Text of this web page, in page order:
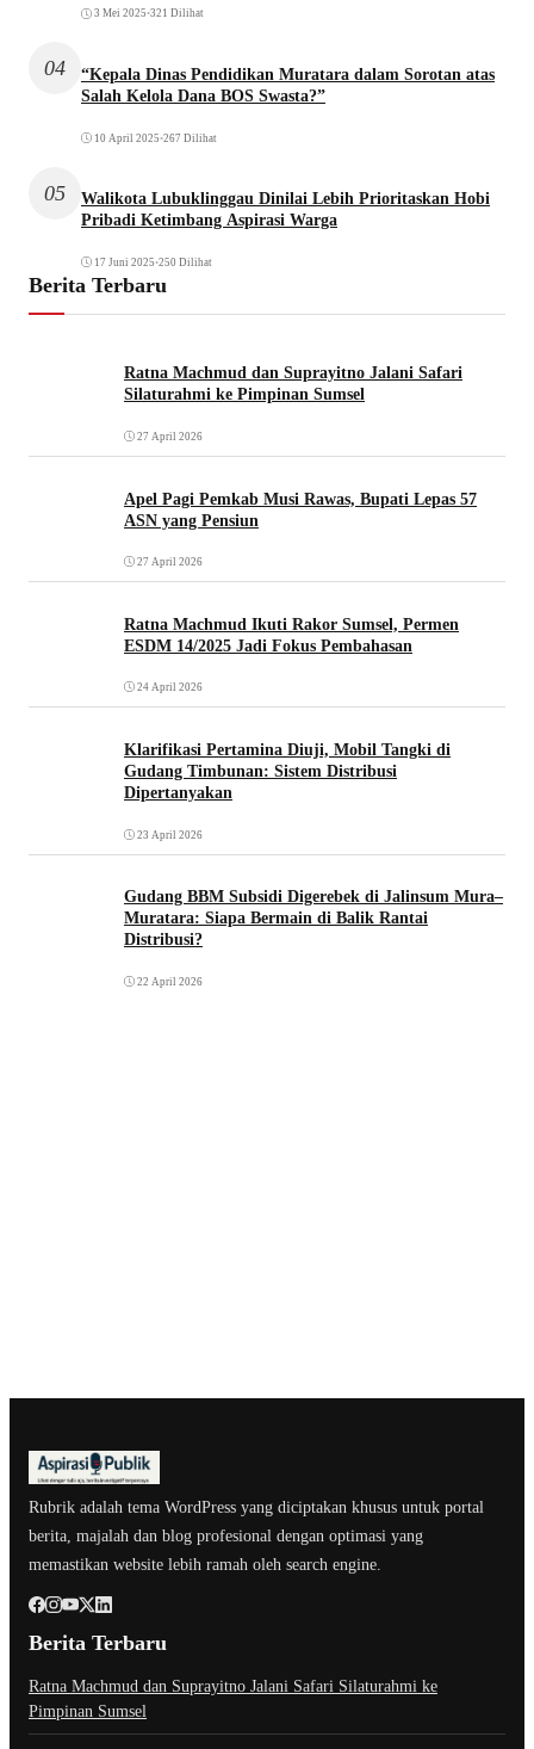
3 Mei 2025 •321 Dilihat
04
“Kepala Dinas Pendidikan Muratara dalam Sorotan atas
Salah Kelola Dana BOS Swasta?”
10 April 2025 •267 Dilihat
05
Walikota Lubuklinggau Dinilai Lebih Prioritaskan Hobi
Pribadi Ketimbang Aspirasi Warga
17 Juni 2025 •250 Dilihat
Berita Terbaru
Ratna Machmud dan Suprayitno Jalani Safari
Silaturahmi ke Pimpinan Sumsel
27 April 2026
Apel Pagi Pemkab Musi Rawas, Bupati Lepas 57
ASN yang Pensiun
27 April 2026
Ratna Machmud Ikuti Rakor Sumsel, Permen
ESDM 14/2025 Jadi Fokus Pembahasan
24 April 2026
Klarifikasi Pertamina Diuji, Mobil Tangki di
Gudang Timbunan: Sistem Distribusi
Dipertanyakan
23 April 2026
Gudang BBM Subsidi Digerebek di Jalinsum Mura–
Muratara: Siapa Bermain di Balik Rantai
Distribusi?
22 April 2026
Rubrik adalah tema WordPress yang diciptakan khusus untuk portal
berita, majalah dan blog profesional dengan optimasi yang
memastikan website lebih ramah oleh search engine.
Berita Terbaru
Ratna Machmud dan Suprayitno Jalani Safari Silaturahmi ke
Pimpinan Sumsel